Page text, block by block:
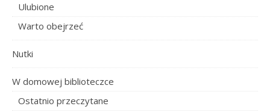
Ulubione
Warto obejrzeć
Nutki
W domowej biblioteczce
Ostatnio przeczytane